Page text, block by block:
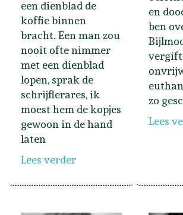
een dienblad de
koffie binnen
bracht. Een man zou
nooit ofte nimmer
met een dienblad
lopen, sprak de
schrijflerares, ik
moest hem de kopjes
gewoon in de hand
laten
Lees verder
en
ben
zo
Lees